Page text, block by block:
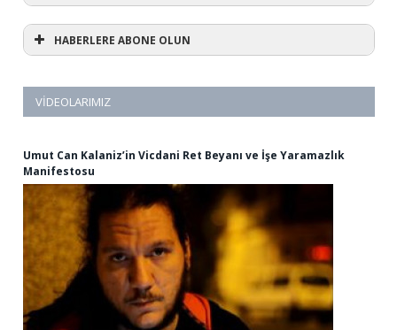
HABERLERE ABONE OLUN
VIDEOLARIMIZ
Umut Can Kalaniz’in Vicdani Ret Beyanı ve İşe Yaramazlık
Manifestosu